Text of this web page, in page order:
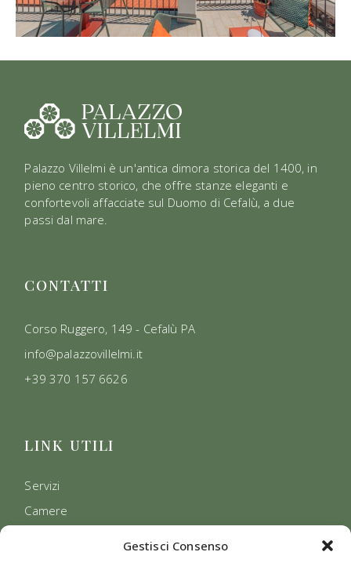
Gestisci Consenso
Palazzo Villelmi è un'antica dimora storica del 1400, in
pieno centro storico, che offre stanze eleganti e
confortevoli affacciate sul Duomo di Cefalù, a due
passi dal mare.
CONTATTI
Corso Ruggero, 149 - Cefalù PA
info@palazzovillelmi.it
+39 370 157 6626
LINK UTILI
Servizi
Camere